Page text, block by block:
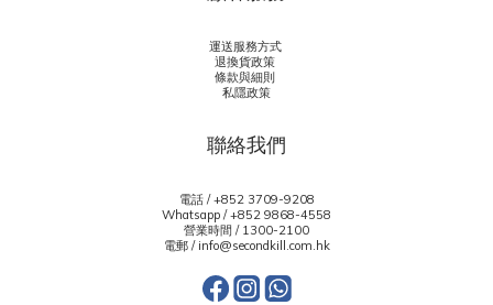
運送服務方式
退換貨政策
條款與細則
私隱政策
聯絡我們
電話 / +852 3709-9208
Whatsapp /+852 9868-4558
營業時間 / 1300-2100
電郵 / info@secondkill.com.hk